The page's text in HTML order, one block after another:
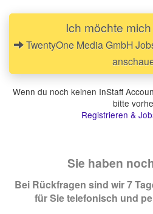
Ich möchte
TwentyOne Media GmbH
Wenn du noch keinen InStaff
bitte
Registrieren &
Sie haben
Bei Rückfragen sind wir 7
für Sie telefonisch und